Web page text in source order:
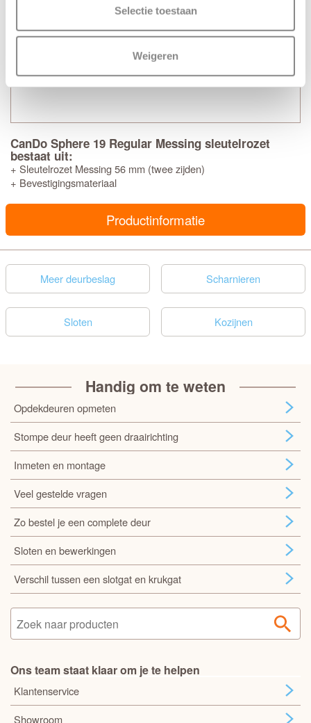
Selectie toestaan
Weigeren
CanDo Sphere 19 Regular Messing sleutelrozet
bestaat uit:
+ Sleutelrozet Messing 56 mm (twee zijden)
+ Bevestigingsmateriaal
Productinformatie
Meer deurbeslag Scharnieren
Sloten Kozijnen
Handig om te weten
Opdekdeuren opmeten
Stompe deur heeft geen draairichting
Inmeten en montage
Veel gestelde vragen
Zo bestel je een complete deur
Sloten en bewerkingen
Verschil tussen een slotgat en krukgat
Ons team staat klaar om je te helpen
Klantenservice
Showroom